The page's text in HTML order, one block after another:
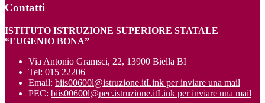
Contatti
ISTITUTO ISTRUZIONE SUPERIORE STATALE
“EUGENIO BONA”
Via Antonio Gramsci, 22, 13900 Biella BI
Tel: 015 22206
Email: biis00600l@istruzione.itLink per inviare una mail
PEC: biis00600l@pec.istruzione.itLink per inviare una mail